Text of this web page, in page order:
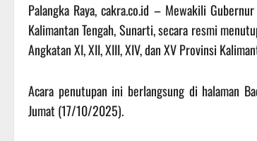
Palangka Raya, cakra.co.id – Mewakili
Kalimantan Tengah, Sunarti, secara resmi
Angkatan XI, XII, XIII, XIV, dan XV Provinsi
Acara penutupan ini berlangsung di halaman
Jumat (17/10/2025).